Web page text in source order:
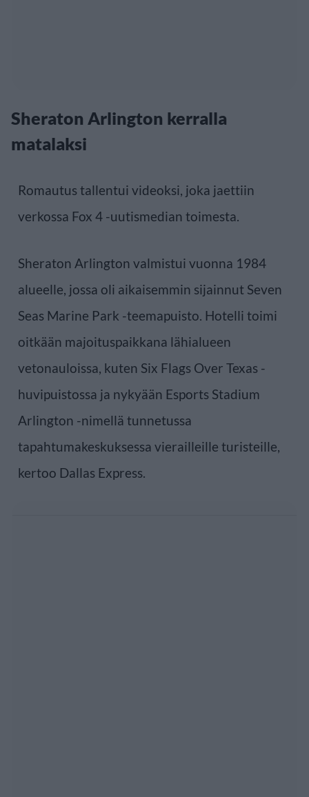
Sheraton Arlington kerralla
matalaksi
Romautus tallentui videoksi, joka jaettiin
verkossa Fox 4 -uutismedian toimesta.
Sheraton Arlington valmistui vuonna 1984
alueelle, jossa oli aikaisemmin sijainnut Seven
Seas Marine Park -teemapuisto. Hotelli toimi
oitkään majoituspaikkana lähialueen
vetonauloissa, kuten Six Flags Over Texas -
huvipuistossa ja nykyään Esports Stadium
Arlington -nimellä tunnetussa
tapahtumakeskuksessa vierailleille turisteille,
kertoo Dallas Express.